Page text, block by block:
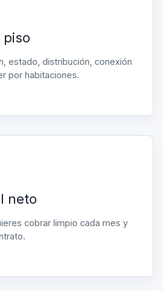
piso
estado, distribución, conexión
por habitaciones.
neto
cobrar limpio cada mes y